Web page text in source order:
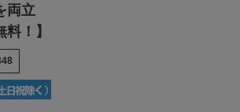
両立
料！】